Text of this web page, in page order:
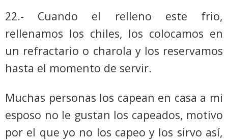
22.- Cuando el relleno este frio,
rellenamos los chiles, los colocamos en
un refractario o charola y los reservamos
hasta el momento de servir.
Muchas personas los capean en casa a mi
esposo no le gustan los capeados, motivo
por el que yo no los capeo y los sirvo así,